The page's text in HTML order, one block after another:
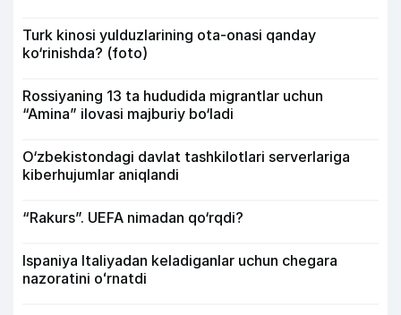
Turk kinosi yulduzlarining ota-onasi qanday
ko‘rinishda? (foto)
Rossiyaning 13 ta hududida migrantlar uchun
“Amina” ilovasi majburiy bo‘ladi
O‘zbekistondagi davlat tashkilotlari serverlariga
kiberhujumlar aniqlandi
“Rakurs”. UEFA nimadan qo‘rqdi?
Ispaniya Italiyadan keladiganlar uchun chegara
nazoratini oʻrnatdi